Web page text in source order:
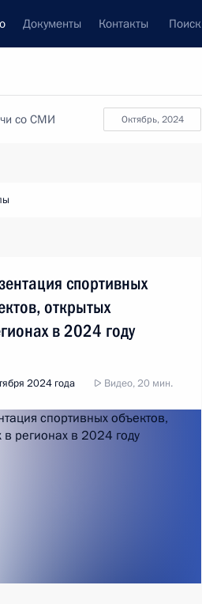
Документы Контакты Поиск
октябрь, 2024
со СМИ
спортивных
открытых
в 2024 году
2024 года Видео, 20 мин.